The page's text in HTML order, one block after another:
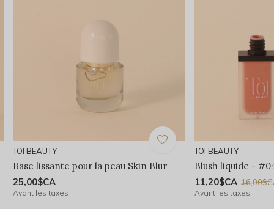
TOI BEAUTY
Base lissante pour la peau Skin Blur
25,00$CA
Avant les taxes
TOI BEAUTY
Blush liquide -
11,20$CA
Avant les taxes